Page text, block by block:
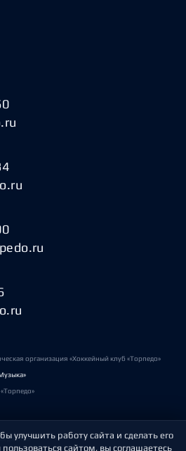
организация «Хоккейный клуб «Торпедо»
данных
улучшить работу сайта и сделать его
сайтом, вы соглашаетесь